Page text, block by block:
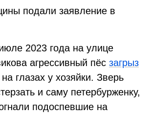
подали заявление в
2023 года на улице
агрессивный пёс загрыз
глазах у хозяйки. Зверь
и саму петербурженку,
подоспевшие на